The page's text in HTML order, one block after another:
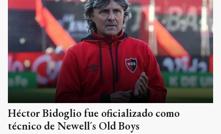
Héctor Bidoglio fue oficializado como
técnico de Newell´s Old Boys